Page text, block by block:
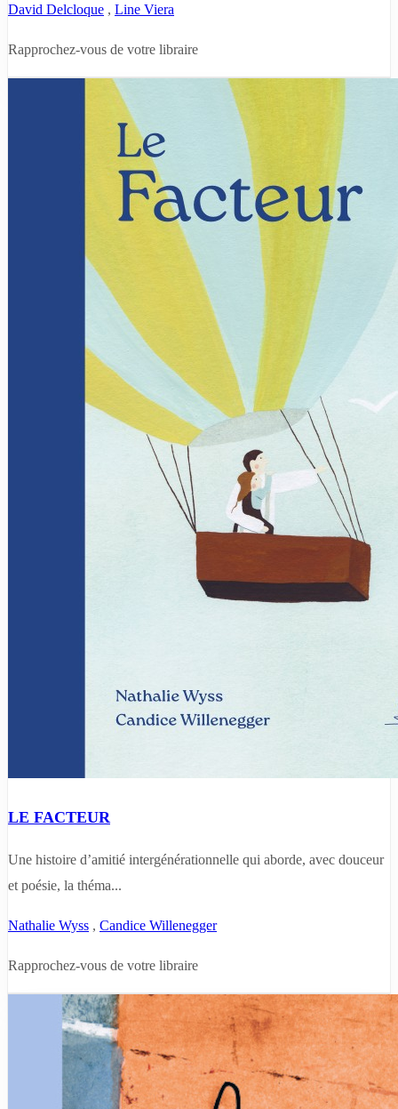
David Delcloque , Line Viera
Rapprochez-vous de votre libraire
LE FACTEUR
Une histoire d’amitié intergénérationnelle qui aborde, avec douceur
et poésie, la théma...
Nathalie Wyss , Candice Willenegger
Rapprochez-vous de votre libraire